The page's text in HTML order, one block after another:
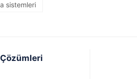
sistemleri